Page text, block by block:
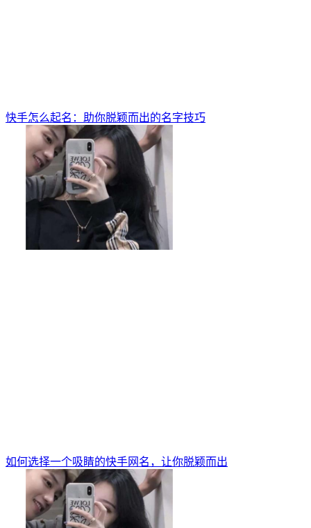
快手怎么起名：助你脱颖而出的名字技巧
如何选择一个吸睛的快手网名，让你脱颖而出